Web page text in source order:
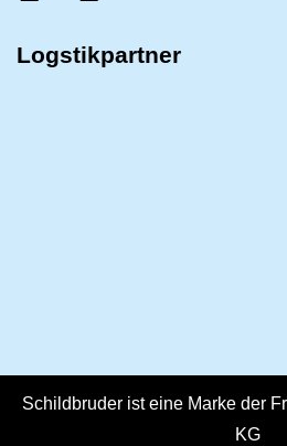
Logstikpartner
Schildbruder ist eine Marke der
KG